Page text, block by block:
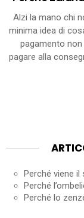
Alzi la mano chi
minima idea di
pagamento
pagare alla
Perché viene il
Perché
Perché lo